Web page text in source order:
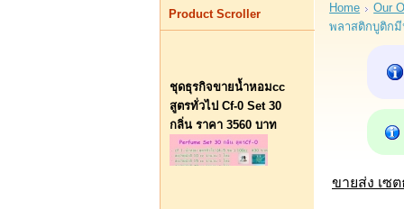
Product Scroller
ชุดธุรกิจขายน้ำหอมcc
สูตรทั่วไป Cf-0 Set 30
กลิ่น ราคา 3560 บาท
Home Our
พลาสติกบูติกมี
ขายส่ง เซ